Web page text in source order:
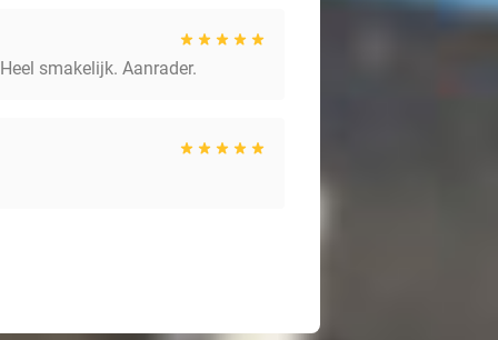
smakelijk. Aanrader.